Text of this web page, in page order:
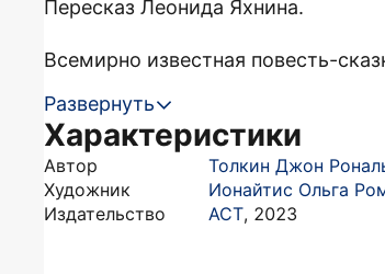
Пересказ Леонида Яхнина.
Всемирно известная повесть-
Развернуть
Характеристики
Автор
Толкин Джон
Художник
Ионайтис Ольга
Издательство
АСТ, 2023